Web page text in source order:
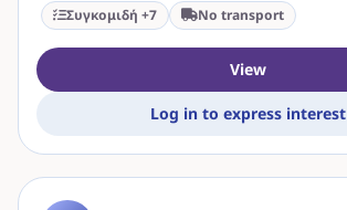
Συγκομιδή +7 No transport
View
Log in to express interest